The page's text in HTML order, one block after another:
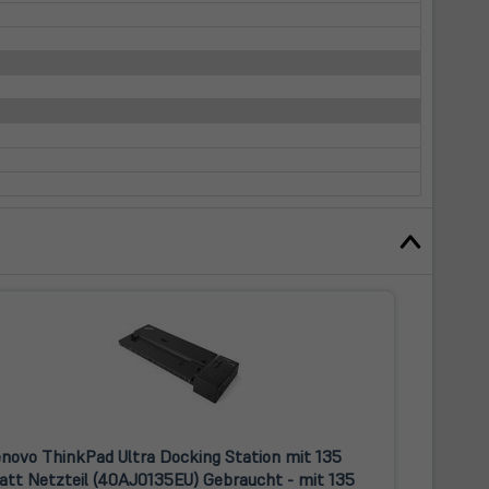
ThinkPad Ultra Docking Station mit 135
Netzteil (40AJ0135EU) Gebraucht - mit 135